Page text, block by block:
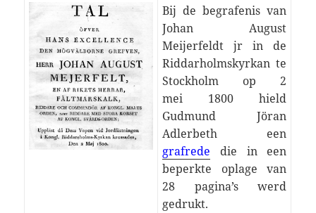
Bij de begrafenis van
Johan August
Meijerfeldt jr in de
Riddarholmskyrkan te
Stockholm op 2
mei 1800 hield
Gudmund Jöran
Adlerbeth een
grafrede
die in een
beperkte oplage van
28 pagina’s werd
gedrukt.